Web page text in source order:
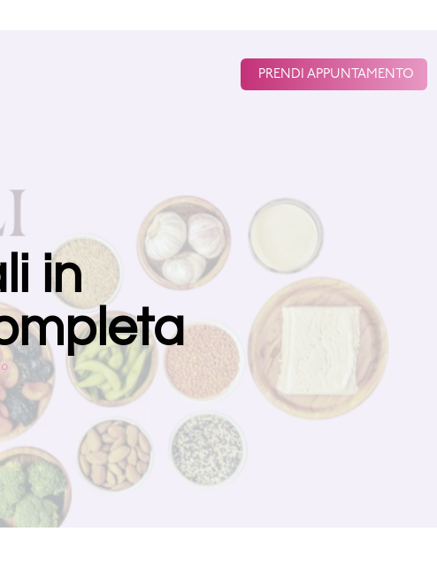
PRENDI APPUNTAMENTO
in